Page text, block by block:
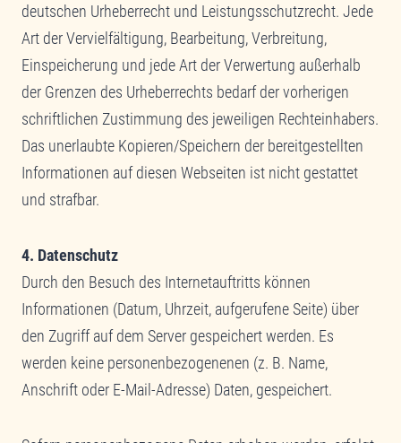
deutschen Urheberrecht und Leistungsschutzrecht. Jede
Art der Vervielfältigung, Bearbeitung, Verbreitung,
Einspeicherung und jede Art der Verwertung außerhalb
der Grenzen des Urheberrechts bedarf der vorherigen
schriftlichen Zustimmung des jeweiligen Rechteinhabers.
Das unerlaubte Kopieren/Speichern der bereitgestellten
Informationen auf diesen Webseiten ist nicht gestattet
und strafbar.
4. Datenschutz
Durch den Besuch des Internetauftritts können
Informationen (Datum, Uhrzeit, aufgerufene Seite) über
den Zugriff auf dem Server gespeichert werden. Es
werden keine personenbezogenenen (z. B. Name,
Anschrift oder E-Mail-Adresse) Daten, gespeichert.